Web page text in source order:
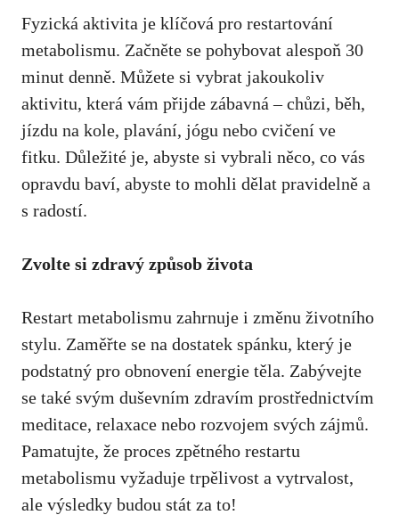
Fyzická aktivita je klíčová pro restartování
metabolismu. Začněte se pohybovat alespoň 30
minut denně. Můžete si vybrat jakoukoliv
aktivitu, ⁣která vám ⁢přijde zábavná – ‌chůzi, běh,
jízdu na kole, plavání, jógu nebo cvičení ve
⁤fitku. Důležité je, abyste si⁤ vybrali něco, co vás
opravdu ⁢baví, abyste to mohli dělat pravidelně‌ a
s ​radostí.
Zvolte⁣ si zdravý způsob života
Restart metabolismu zahrnuje i změnu⁣ životního
stylu. Zaměřte ⁤se na dostatek spánku, který je
podstatný ​pro obnovení energie těla. Zabývejte
se také​ svým duševním ‍zdravím ​prostřednictvím⁤
meditace, relaxace nebo⁢ rozvojem⁣ svých zájmů.
Pamatujte, že proces zpětného restartu
metabolismu ​vyžaduje⁢ trpělivost ​a vytrvalost,
ale výsledky‌ budou stát za to!